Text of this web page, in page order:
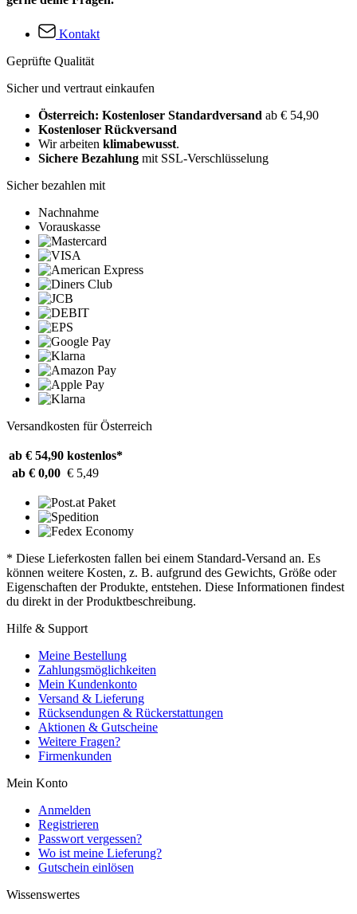
Kontakt
Geprüfte Qualität
Sicher und vertraut einkaufen
Österreich: Kostenloser Standardversand ab € 54,90
Kostenloser Rückversand
Wir arbeiten klimabewusst.
Sichere Bezahlung mit SSL-Verschlüsselung
Sicher bezahlen mit
Nachnahme
Vorauskasse
Versandkosten für Österreich
ab € 54,90 kostenlos*
ab € 0,00 € 5,49
* Diese Lieferkosten fallen bei einem Standard-Versand an. Es
können weitere Kosten, z. B. aufgrund des Gewichts, Größe oder
Eigenschaften der Produkte, entstehen. Diese Informationen findest
du direkt in der Produktbeschreibung.
Hilfe & Support
Meine Bestellung
Zahlungsmöglichkeiten
Mein Kundenkonto
Versand & Lieferung
Rücksendungen & Rückerstattungen
Aktionen & Gutscheine
Weitere Fragen?
Firmenkunden
Mein Konto
Anmelden
Registrieren
Passwort vergessen?
Wo ist meine Lieferung?
Gutschein einlösen
Wissenswertes